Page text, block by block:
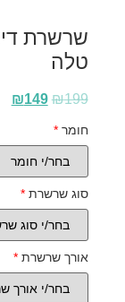
שרשרת
טלה
₪199
₪149
חומר*
סוג שרשרת*
אורך שרשרת*